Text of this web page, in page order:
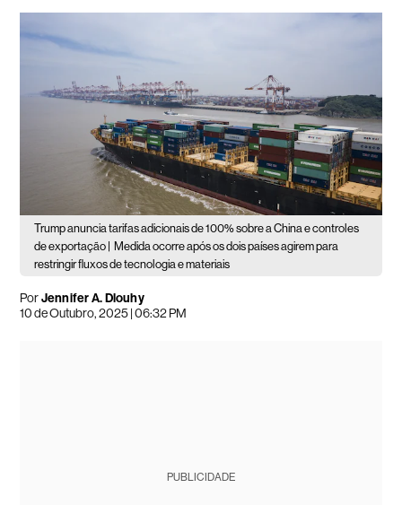
Trump anuncia tarifas adicionais de 100% sobre a China e controles
de exportação |
Medida ocorre após os dois países agirem para
restringir fluxos de tecnologia e materiais
PorJennifer A. Dlouhy
10 de Outubro, 2025 | 06:32 PM
PUBLICIDADE